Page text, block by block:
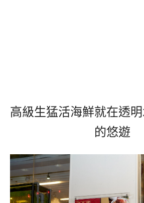
高級生猛活海鮮就在透
的悠遊